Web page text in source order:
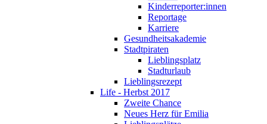
Kinderreporter:innen
Reportage
Karriere
Gesundheitsakademie
Stadtpiraten
Lieblingsplatz
Stadturlaub
Lieblingsrezept
Life - Herbst 2017
Zweite Chance
Neues Herz für Emilia